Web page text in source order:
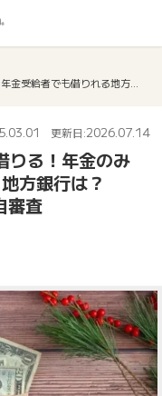
更新日:2026.07.14
りる！年金のみ
方銀行は？
審査